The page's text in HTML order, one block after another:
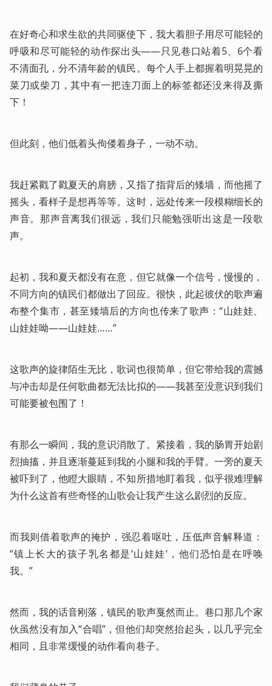
在好奇心和求生欲的共同驱使下，我大着胆子用尽可能轻的
呼吸和尽可能轻的动作探出头——只见巷口站着5、6个看
不清面孔，分不清年龄的镇民。每个人手上都握着明晃晃的
菜刀或柴刀，其中有一把连刀面上的标签都还没来得及撕
下！
但此刻，他们低着头佝偻着身子，一动不动。
我赶紧戳了戳夏天的肩膀，又指了指背后的矮墙，而他摇了
摇头，看样子是想再等等。这时，远处传来一段模糊细长的
声音。那声音离我们很远，我们只能勉强听出这是一段歌
声。
起初，我和夏天都没有在意，但它就像一个信号，慢慢的，
不同方向的镇民们都做出了回应。很快，此起彼伏的歌声遍
布整个集市，甚至矮墙后的方向也传来了歌声：“山娃娃、
山娃娃呦——山娃娃……”
这歌声的旋律陌生无比，歌词也很简单，但它带给我的震撼
与冲击却是任何歌曲都无法比拟的——我甚至没意识到我们
可能要被包围了！
有那么一瞬间，我的意识消散了。紧接着，我的肠胃开始剧
烈抽搐，并且逐渐蔓延到我的小腿和我的手臂。一旁的夏天
被吓到了，他瞪大眼睛，不知所措地盯着我，似乎很难理解
为什么这首有些奇怪的山歌会让我产生这么剧烈的反应。
而我则借着歌声的掩护，强忍着呕吐，压低声音解释道：
“镇上长大的孩子乳名都是‘山娃娃’，他们恐怕是在呼唤
我。”
然而，我的话音刚落，镇民的歌声戛然而止。巷口那几个家
伙虽然没有加入“合唱”，但他们却突然抬起头，以几乎完全
相同，且非常缓慢的动作看向巷子。